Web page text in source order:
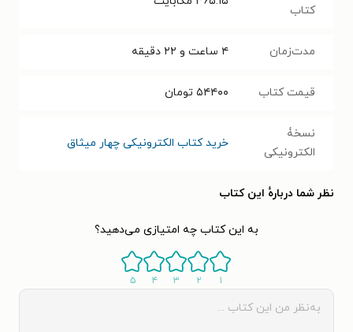
کتاب
مدت‌زمان ۴ ساعت و ۲۲ دقیقه
قیمت کتاب ۵۴۴۰۰ تومان
نسخۀ
الکترونیکی
خرید کتاب الکترونیکی چهار میثاق
نظر شما دربارهٔ این کتاب
به این کتاب چه امتیازی می‌دهید؟
۱ ۲ ۳ ۴ ۵